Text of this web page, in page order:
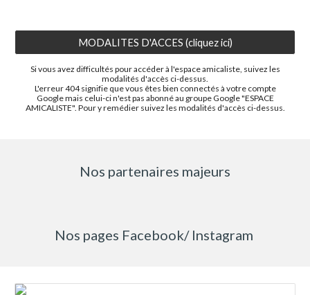
MODALITES D'ACCES (cliquez ici)
Si vous avez difficultés pour accéder à l'espace amicaliste, suivez les
modalités d'accès ci-dessus.
L'erreur 404 signifie que vous êtes bien connectés à votre compte
Google mais celui-ci n'est pas abonné au groupe Google "ESPACE
AMICALISTE". Pour y remédier suivez les modalités d'accès ci-dessus.
Nos partenaires majeurs
Nos pages Facebook/ Instagram